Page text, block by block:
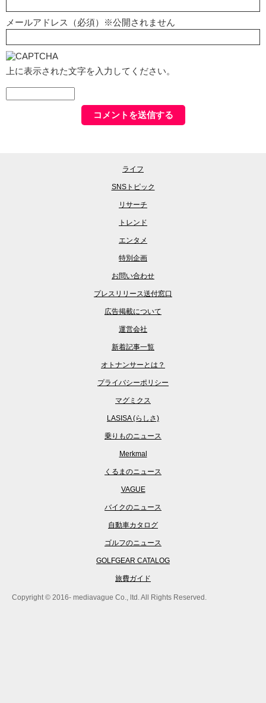
メールアドレス（必須）※公開されません
上に表示された文字を入力してください。
ライフ
SNSトピック
リサーチ
トレンド
エンタメ
特別企画
お問い合わせ
プレスリリース送付窓口
広告掲載について
運営会社
新着記事一覧
オトナンサーとは？
プライバシーポリシー
マグミクス
LASISA (らしさ)
乗りものニュース
Merkmal
くるまのニュース
VAGUE
バイクのニュース
自動車カタログ
ゴルフのニュース
GOLFGEAR CATALOG
旅費ガイド
Copyright © 2016- mediavague Co., ltd. All Rights Reserved.